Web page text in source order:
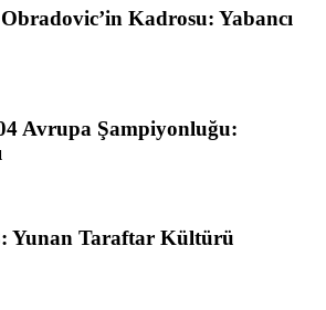
Kadrosu: Yabancı
Avrupa Şampiyonluğu:
Yunan Taraftar Kültürü